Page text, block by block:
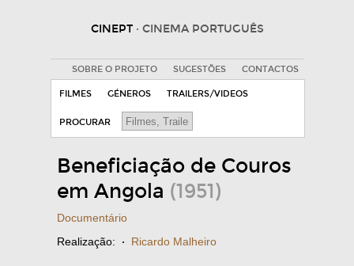
CINEPT · CINEMA PORTUGUÊS
SOBRE O PROJETO SUGESTÕES CONTACTOS
FILMES GÉNEROS TRAILERS/VIDEOS
PROCURAR
Beneficiação de Couros
em Angola (1951)
Documentário
Realização: · Ricardo Malheiro